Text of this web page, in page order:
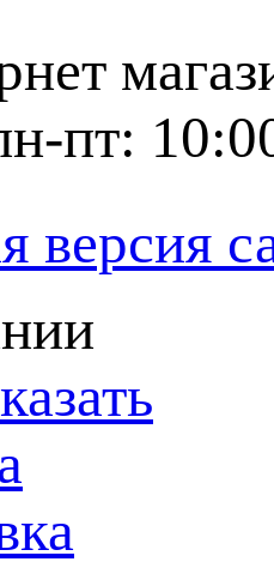
пт:
версия